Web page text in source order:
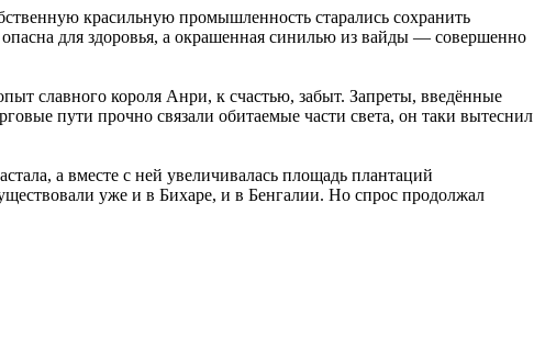
красильную промышленность старались сохранить
для здоровья, а окрашенная синилью из вайды — совершенно
славного короля Анри, к счастью, забыт. Запреты, введённые
пути прочно связали обитаемые части света, он таки вытеснил
а вместе с ней увеличивалась площадь плантаций
уже и в Бихаре, и в Бенгалии. Но спрос продолжал